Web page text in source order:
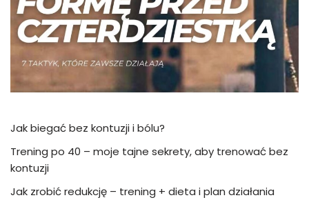
Jak biegać bez kontuzji i bólu?
Trening po 40 – moje tajne sekrety, aby trenować bez
kontuzji
Jak zrobić redukcję – trening + dieta i plan działania